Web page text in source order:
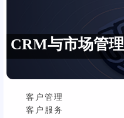
客户管理
客户服务
CRM与市场管理
CRM与市场管理